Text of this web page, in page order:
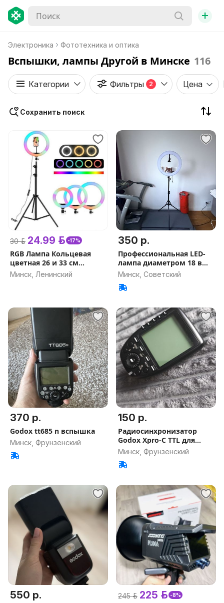
+
Электроника Фототехника и оптика
Вспышки, лампы Другой в Минске 116
Категории Фильтры 2 Цена
Сохранить поиск
30 р. 24.99 р. -17%
RGB Лампа Кольцевая
цветная 26 и 33 см
+Штатив 2м MJ26 MJ33
LED ring 26см 33см
Минск, Ленинский
350 р.
Профессиональная LED-
лампа диаметром 18 в
сумке
Минск, Советский
370 р.
Godox tt685 n вспышка
Минск, Фрунзенский
150 р.
Радиосинхронизатор
Godox Xpro-C TTL для
Canon
Минск, Фрунзенский
550 р. 245 р. 225 р. -8%